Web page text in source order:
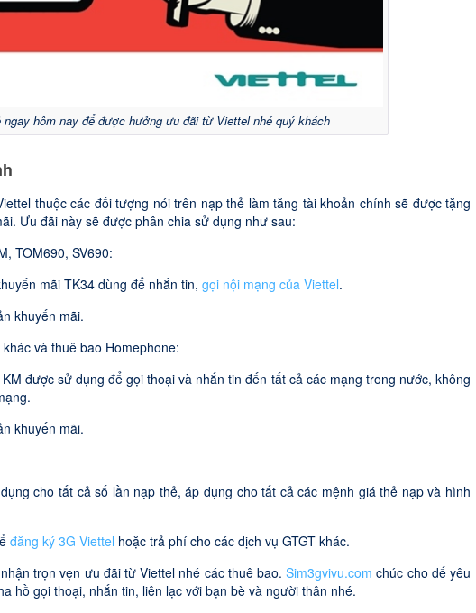
ngay hôm nay để được hưởng ưu đãi từ Viettel nhé quý khách
thuộc các đối tượng nói trên nạp thẻ làm tăng tài khoản chính sẽ được tặng
Ưu đãi này sẽ được phân chia sử dụng như sau:
TOM690, SV690:
mãi TK34 dùng để nhắn tin, gọi nội mạng của Viettel.
khuyến mãi.
và thuê bao Homephone:
được sử dụng để gọi thoại và nhắn tin đến tất cả các mạng trong nước, không
khuyến mãi.
cho tất cả số lần nạp thẻ, áp dụng cho tất cả các mệnh giá thẻ nạp và hình
đăng ký 3G Viettel hoặc trả phí cho các dịch vụ GTGT khác.
trọn vẹn ưu đãi từ Viettel nhé các thuê bao.Sim3gvivu.com chúc cho dế yêu
hồ gọi thoại, nhắn tin, liên lạc với bạn bè và người thân nhé.